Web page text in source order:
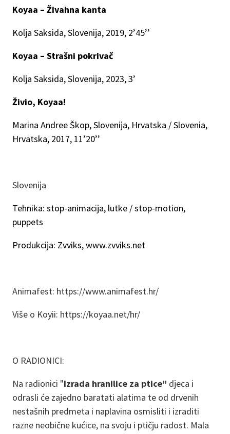
Koyaa – Živahna kanta
Kolja Saksida, Slovenija, 2019, 2’45’’
Koyaa – Strašni pokrivač
Kolja Saksida, Slovenija, 2023, 3’
Živio, Koyaa!
Marina Andree Škop, Slovenija, Hrvatska / Slovenia,
Hrvatska, 2017, 11’20’’
Slovenija
Tehnika: stop-animacija, lutke / stop-motion,
puppets
Produkcija: Zvviks, www.zvviks.net
Animafest: https://www.animafest.hr/
Više o Koyii: https://koyaa.net/hr/
O RADIONICI:
Na radionici "Izrada hranilice za ptice" djeca i
odrasli će zajedno baratati alatima te od drvenih
nestašnih predmeta i naplavina osmisliti i izraditi
razne neobične kućice, na svoju i ptičju radost. Mala